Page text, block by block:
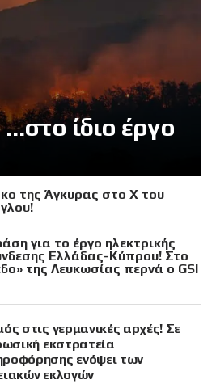
ίδιο έργο
της Άγκυρας στο X του
για το έργο ηλεκτρικής
Ελλάδας-Κύπρου! Στο
της Λευκωσίας περνά ο GSI
στις γερμανικές αρχές! Σε
εκστρατεία
ενόψει των
εκλογών